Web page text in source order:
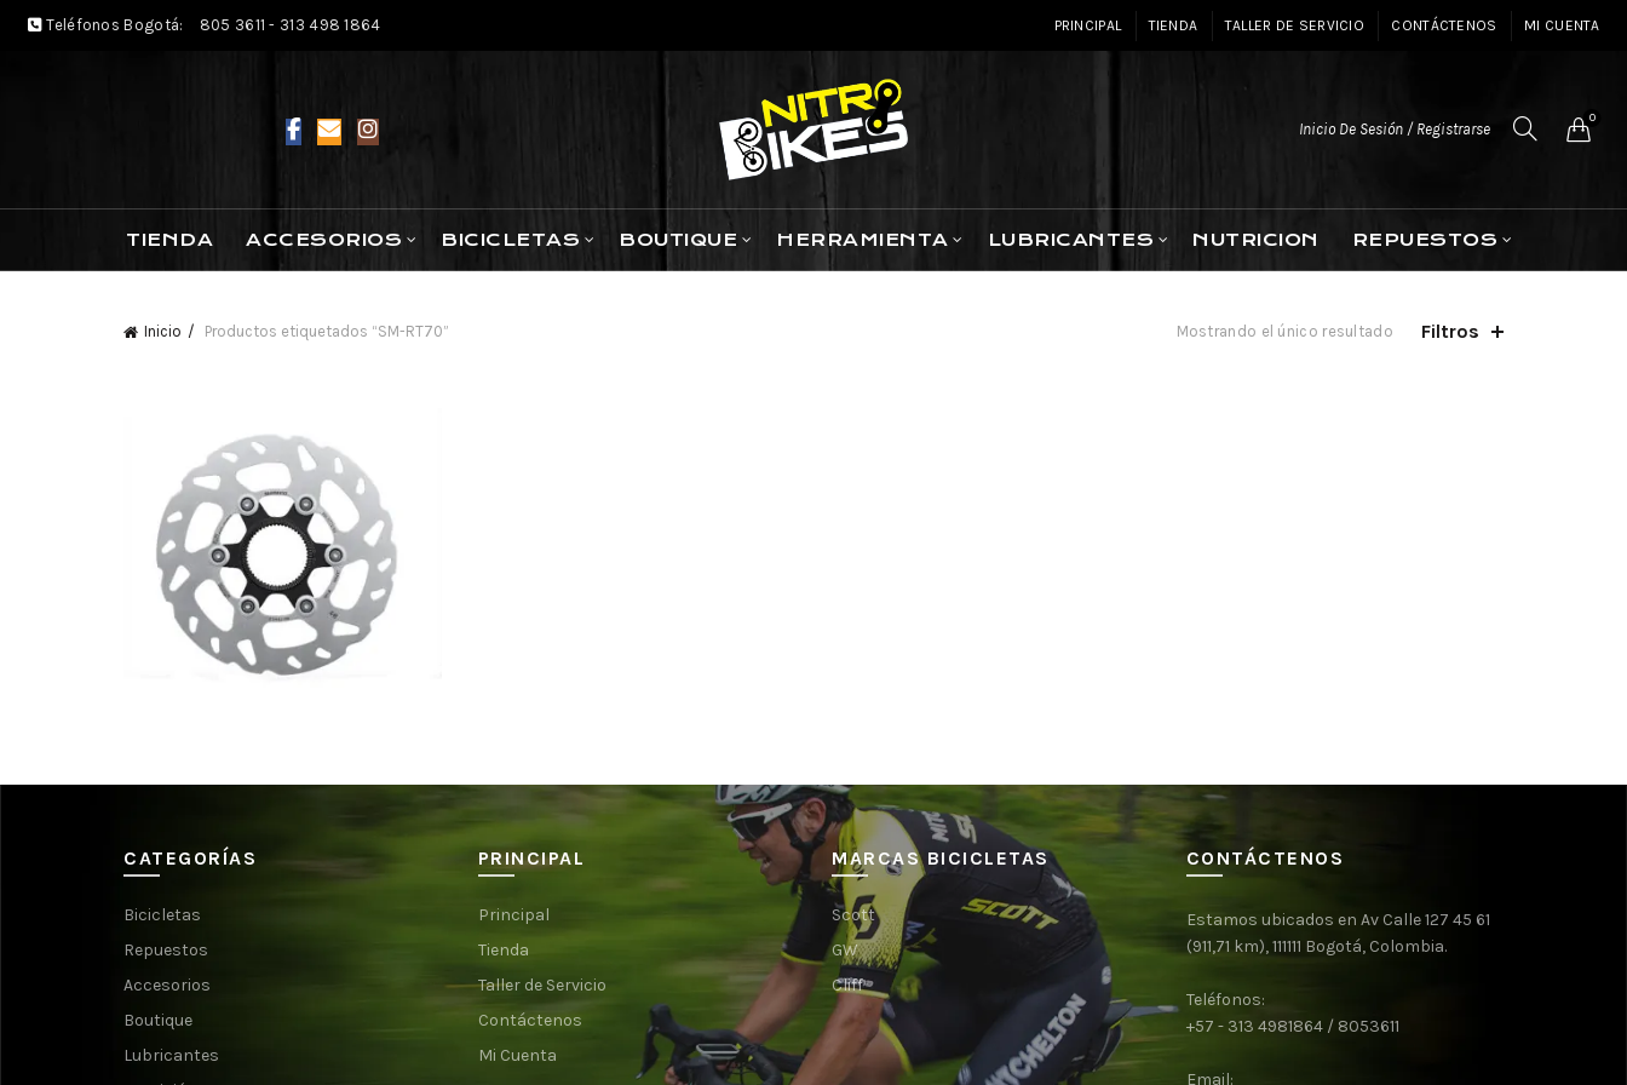
Teléfonos Bogotá: 805 3611 - 313 498 1864 PRINCIPAL TIENDA TALLER DE SERVICIO CONTÁCTENOS MI CUENTA
Inicio De Sesión / Registrarse
0
TIENDA ACCESORIOS BICICLETAS BOUTIQUE HERRAMIENTA LUBRICANTES NUTRICION REPUESTOS
Inicio Productos etiquetados “SM-RT70” Mostrando el único resultado Filtros
$140.000
CATEGORÍAS
Bicicletas
Repuestos
Accesorios
Boutique
Lubricantes
PRINCIPAL
Principal
Tienda
Taller de Servicio
Contáctenos
Mi Cuenta
MARCAS BICICLETAS
Scott
GW
Cliff
CONTÁCTENOS
Estamos ubicados en Av Calle 127 45 61
(911,71 km), 111111 Bogotá, Colombia.
Teléfonos:
+57 - 313 4981864 / 8053611
Email: